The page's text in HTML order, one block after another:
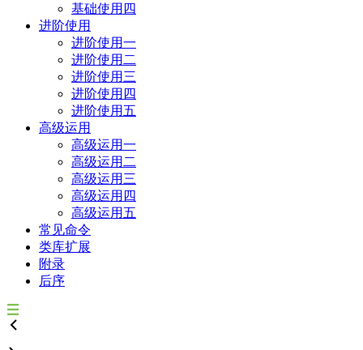
基础使用四
进阶使用
进阶使用一
进阶使用二
进阶使用三
进阶使用四
进阶使用五
高级运用
高级运用一
高级运用二
高级运用三
高级运用四
高级运用五
常见命令
类库扩展
附录
后序